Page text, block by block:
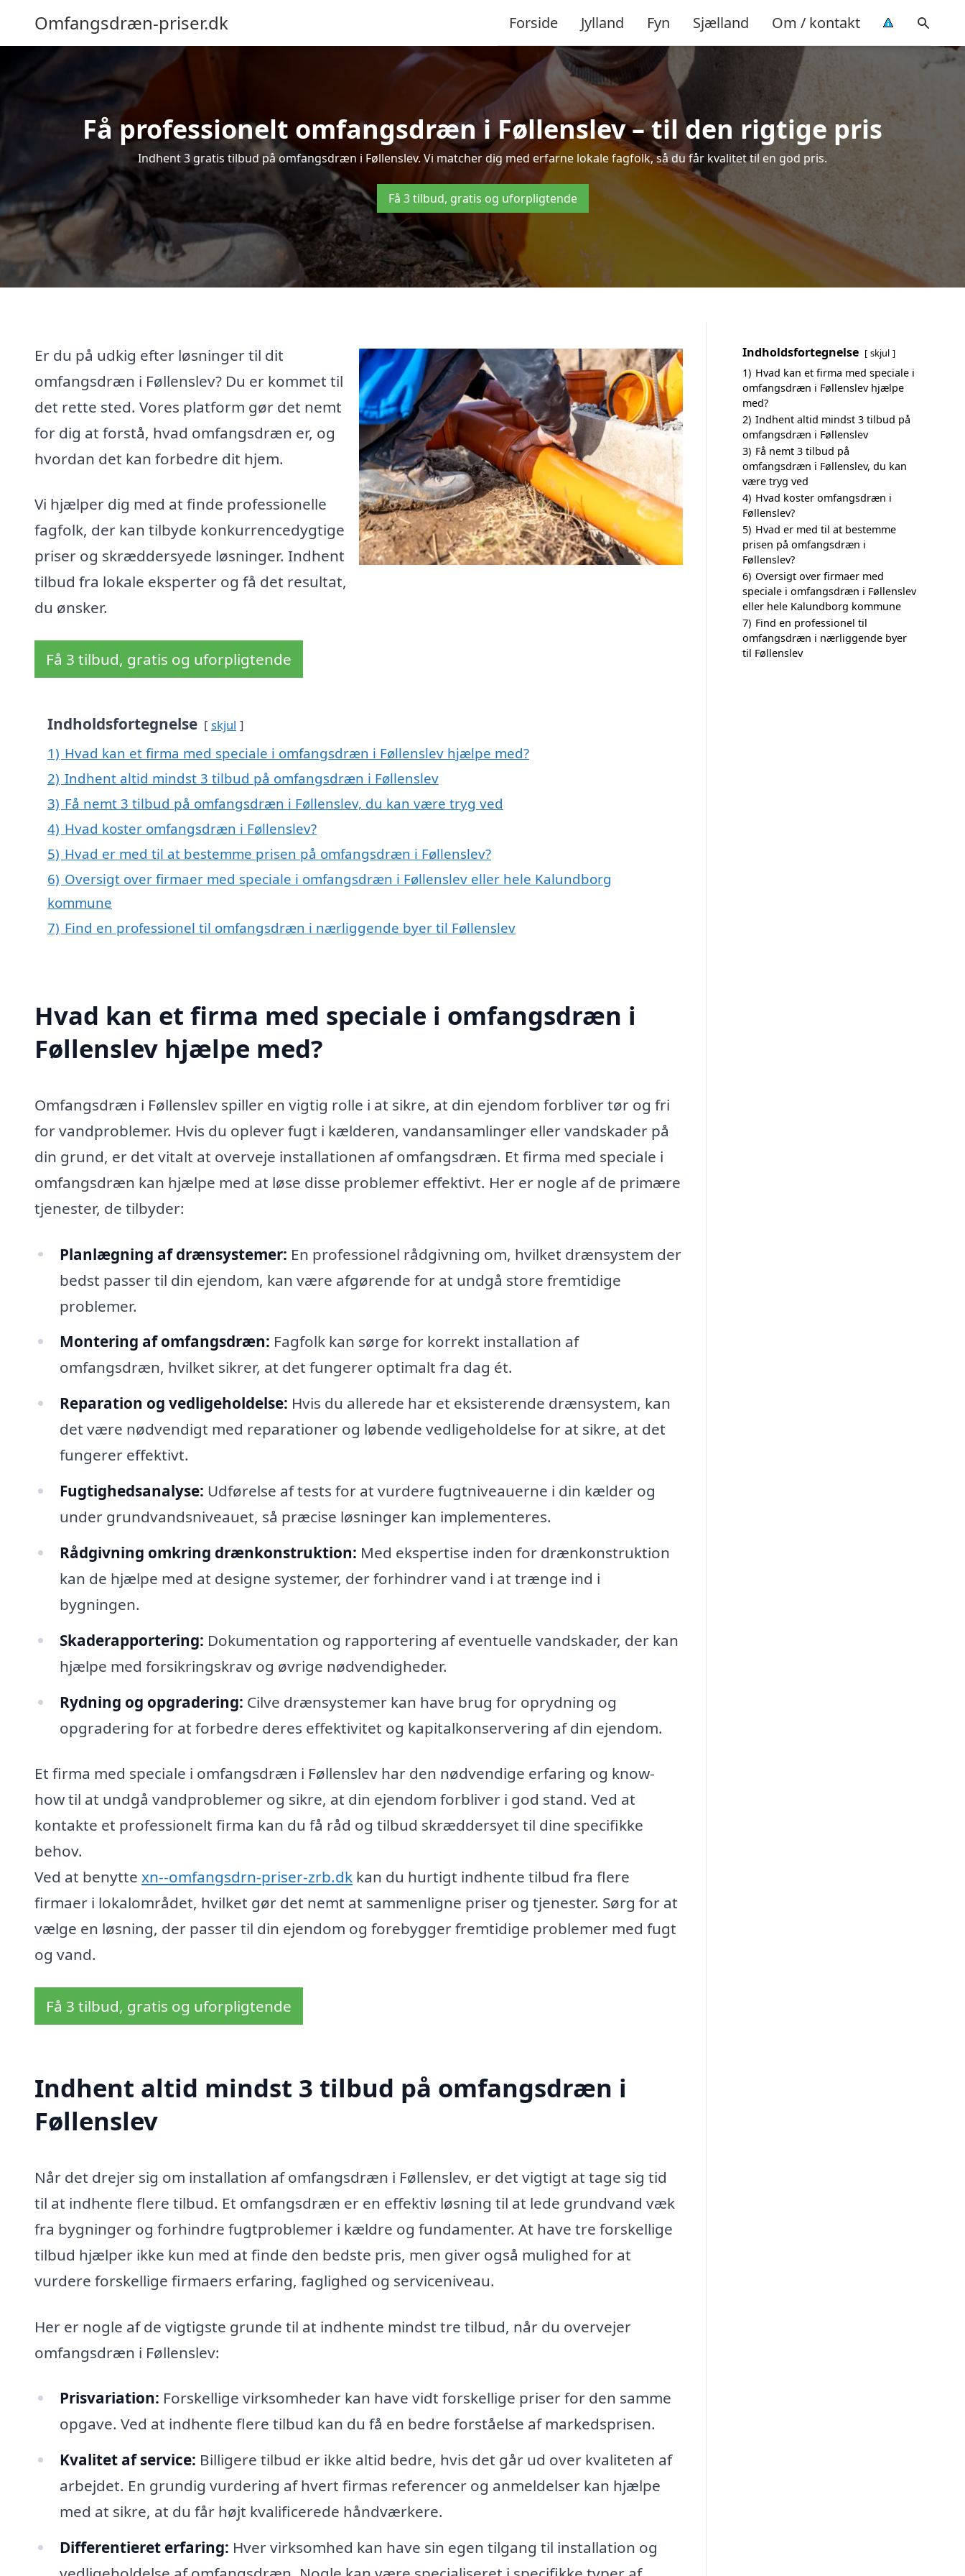
Omfangsdræn-priser.dk Forside Jylland Fyn Sjælland Om / kontakt
Få professionelt omfangsdræn i Føllenslev – til den rigtige pris
Indhent 3 gratis tilbud på omfangsdræn i Føllenslev. Vi matcher dig med erfarne lokale fagfolk, så du får kvalitet til en god pris.
Få 3 tilbud, gratis og uforpligtende
Er du på udkig efter løsninger til dit
omfangsdræn i Føllenslev? Du er kommet til
det rette sted. Vores platform gør det nemt
for dig at forstå, hvad omfangsdræn er, og
hvordan det kan forbedre dit hjem.
Vi hjælper dig med at finde professionelle
fagfolk, der kan tilbyde konkurrencedygtige
priser og skræddersyede løsninger. Indhent
tilbud fra lokale eksperter og få det resultat,
du ønsker.
Få 3 tilbud, gratis og uforpligtende
Indholdsfortegnelse skjul
1) Hvad kan et firma med speciale i omfangsdræn i Føllenslev hjælpe med?
2) Indhent altid mindst 3 tilbud på omfangsdræn i Føllenslev
3) Få nemt 3 tilbud på omfangsdræn i Føllenslev, du kan være tryg ved
4) Hvad koster omfangsdræn i Føllenslev?
5) Hvad er med til at bestemme prisen på omfangsdræn i Føllenslev?
6) Oversigt over firmaer med speciale i omfangsdræn i Føllenslev eller hele Kalundborg
kommune
7) Find en professionel til omfangsdræn i nærliggende byer til Føllenslev
Hvad kan et firma med speciale i omfangsdræn i
Føllenslev hjælpe med?
Omfangsdræn i Føllenslev spiller en vigtig rolle i at sikre, at din ejendom forbliver tør og fri
for vandproblemer. Hvis du oplever fugt i kælderen, vandansamlinger eller vandskader på
din grund, er det vitalt at overveje installationen af omfangsdræn. Et firma med speciale i
omfangsdræn kan hjælpe med at løse disse problemer effektivt. Her er nogle af de primære
tjenester, de tilbyder:
Planlægning af drænsystemer: En professionel rådgivning om, hvilket drænsystem der
bedst passer til din ejendom, kan være afgørende for at undgå store fremtidige
problemer.
Montering af omfangsdræn: Fagfolk kan sørge for korrekt installation af
omfangsdræn, hvilket sikrer, at det fungerer optimalt fra dag ét.
Reparation og vedligeholdelse: Hvis du allerede har et eksisterende drænsystem, kan
det være nødvendigt med reparationer og løbende vedligeholdelse for at sikre, at det
fungerer effektivt.
Fugtighedsanalyse: Udførelse af tests for at vurdere fugtniveauerne i din kælder og
under grundvandsniveauet, så præcise løsninger kan implementeres.
Rådgivning omkring drænkonstruktion: Med ekspertise inden for drænkonstruktion
kan de hjælpe med at designe systemer, der forhindrer vand i at trænge ind i
bygningen.
Skaderapportering: Dokumentation og rapportering af eventuelle vandskader, der kan
hjælpe med forsikringskrav og øvrige nødvendigheder.
Rydning og opgradering: Cilve drænsystemer kan have brug for oprydning og
opgradering for at forbedre deres effektivitet og kapitalkonservering af din ejendom.
Et firma med speciale i omfangsdræn i Føllenslev har den nødvendige erfaring og know-
how til at undgå vandproblemer og sikre, at din ejendom forbliver i god stand. Ved at
kontakte et professionelt firma kan du få råd og tilbud skræddersyet til dine specifikke
behov.
Ved at benytte xn--omfangsdrn-priser-zrb.dk kan du hurtigt indhente tilbud fra flere
firmaer i lokalområdet, hvilket gør det nemt at sammenligne priser og tjenester. Sørg for at
vælge en løsning, der passer til din ejendom og forebygger fremtidige problemer med fugt
og vand.
Få 3 tilbud, gratis og uforpligtende
Indhent altid mindst 3 tilbud på omfangsdræn i
Føllenslev
Når det drejer sig om installation af omfangsdræn i Føllenslev, er det vigtigt at tage sig tid
til at indhente flere tilbud. Et omfangsdræn er en effektiv løsning til at lede grundvand væk
fra bygninger og forhindre fugtproblemer i kældre og fundamenter. At have tre forskellige
tilbud hjælper ikke kun med at finde den bedste pris, men giver også mulighed for at
vurdere forskellige firmaers erfaring, faglighed og serviceniveau.
Her er nogle af de vigtigste grunde til at indhente mindst tre tilbud, når du overvejer
omfangsdræn i Føllenslev:
Prisvariation: Forskellige virksomheder kan have vidt forskellige priser for den samme
opgave. Ved at indhente flere tilbud kan du få en bedre forståelse af markedsprisen.
Kvalitet af service: Billigere tilbud er ikke altid bedre, hvis det går ud over kvaliteten af
arbejdet. En grundig vurdering af hvert firmas referencer og anmeldelser kan hjælpe
med at sikre, at du får højt kvalificerede håndværkere.
Differentieret erfaring: Hver virksomhed kan have sin egen tilgang til installation og
Indholdsfortegnelse skjul
1) Hvad kan et firma med speciale i
omfangsdræn i Føllenslev hjælpe
med?
2) Indhent altid mindst 3 tilbud på
omfangsdræn i Føllenslev
3) Få nemt 3 tilbud på
omfangsdræn i Føllenslev, du kan
være tryg ved
4) Hvad koster omfangsdræn i
Føllenslev?
5) Hvad er med til at bestemme
prisen på omfangsdræn i
Føllenslev?
6) Oversigt over firmaer med
speciale i omfangsdræn i Føllenslev
eller hele Kalundborg kommune
7) Find en professionel til
omfangsdræn i nærliggende byer
til Føllenslev